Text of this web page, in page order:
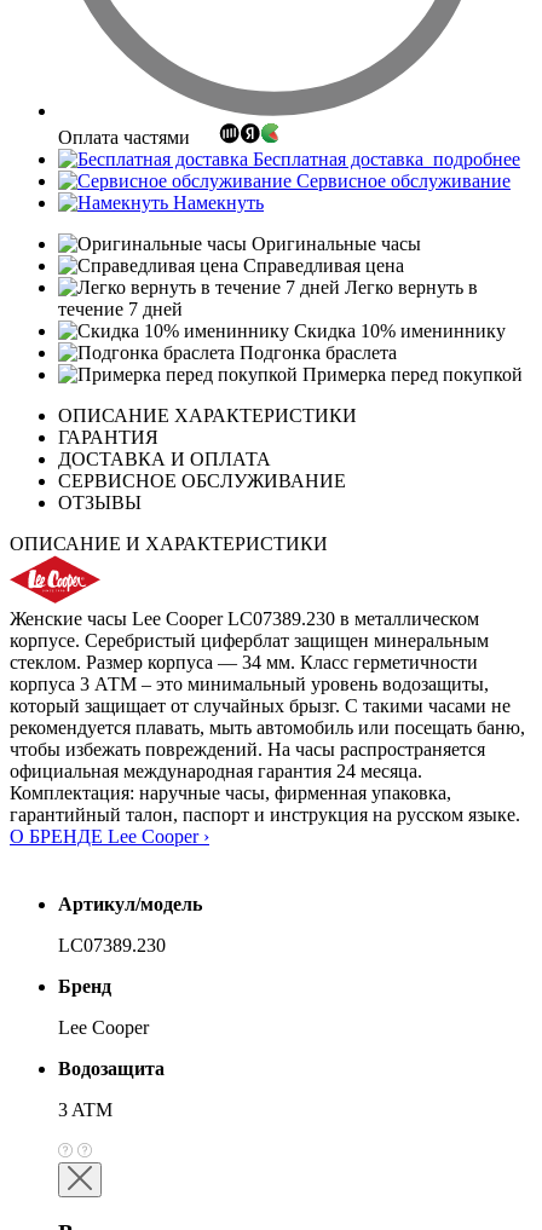
Оплата частями
Бесплатная доставка подробнее
Сервисное обслуживание
Намекнуть
Оригинальные часы
Справедливая цена
Легко вернуть в
течение 7 дней
Скидка 10% имениннику
Подгонка браслета
Примерка перед покупкой
ОПИСАНИЕ ХАРАКТЕРИСТИКИ
ГАРАНТИЯ
ДОСТАВКА И ОПЛАТА
СЕРВИСНОЕ ОБСЛУЖИВАНИЕ
ОТЗЫВЫ
ОПИСАНИЕ И ХАРАКТЕРИСТИКИ
Женские часы Lee Cooper LC07389.230 в металлическом
корпусе. Серебристый циферблат защищен минеральным
стеклом. Размер корпуса — 34 мм. Класс герметичности
корпуса 3 АТМ – это минимальный уровень водозащиты,
который защищает от случайных брызг. С такими часами не
рекомендуется плавать, мыть автомобиль или посещать баню,
чтобы избежать повреждений. На часы распространяется
официальная международная гарантия 24 месяца.
Комплектация: наручные часы, фирменная упаковка,
гарантийный талон, паспорт и инструкция на русском языке.
О БРЕНДЕ Lee Cooper ›
Артикул/модель
LC07389.230
Бренд
Lee Cooper
Водозащита
3 ATM